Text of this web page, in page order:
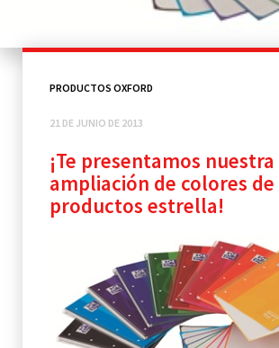
PRODUCTOS OXFORD
21 DE JUNIO DE 2013
¡Te presentamos nuestra
ampliación de colores de
productos estrella!